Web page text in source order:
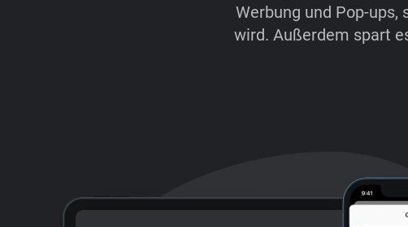
Werbung und Pop-
wird. Außerdem spart